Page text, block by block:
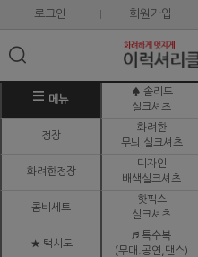
로그인 회원가입
메뉴
♠ 솔리드
실크셔츠
정장
화려한
무늬 실크셔츠
화려한정장
디자인
배색실크셔츠
콤비세트
핫픽스
실크셔츠
★ 턱시도
♬ 특수복
(무대.공연,댄스)